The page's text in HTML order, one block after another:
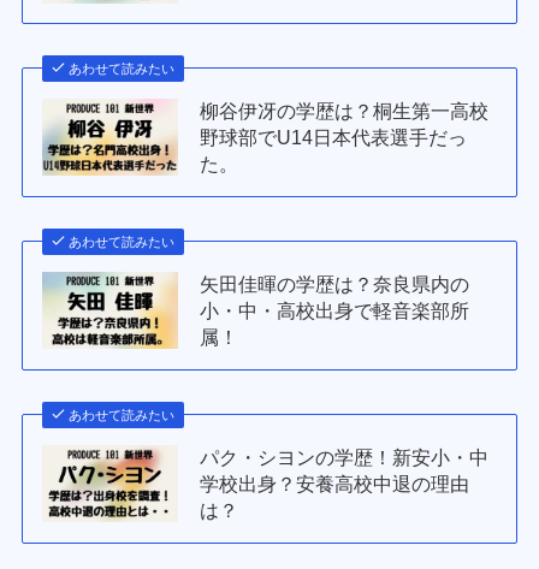
あわせて読みたい
柳谷伊冴の学歴は？桐生第一高校
野球部でU14日本代表選手だっ
た。
あわせて読みたい
矢田佳暉の学歴は？奈良県内の
小・中・高校出身で軽音楽部所
属！
あわせて読みたい
パク・シヨンの学歴！新安小・中
学校出身？安養高校中退の理由
は？